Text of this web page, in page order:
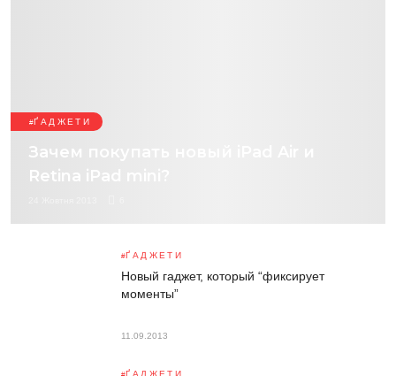
ҐАДЖЕТИ
Зачем покупать новый iPad Air и
Retina iPad mini?
ҐАДЖЕТИ
Новый гаджет, который “фиксирует
моменты”
11.09.2013
ҐАДЖЕТИ